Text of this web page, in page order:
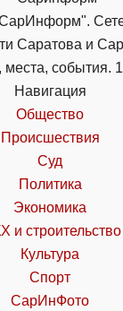
Саратова и
события.
Навигация
Общество
Происшествия
Суд
Политика
Экономика
и строительство
Культура
Спорт
СарИнФото